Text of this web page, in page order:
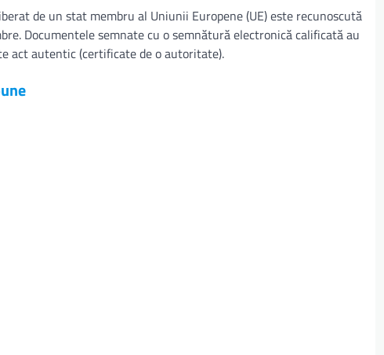
de un stat membru al Uniunii Europene (UE) este recunoscută
Documentele semnate cu o semnătură electronică calificată au
act autentic (certificate de o autoritate).